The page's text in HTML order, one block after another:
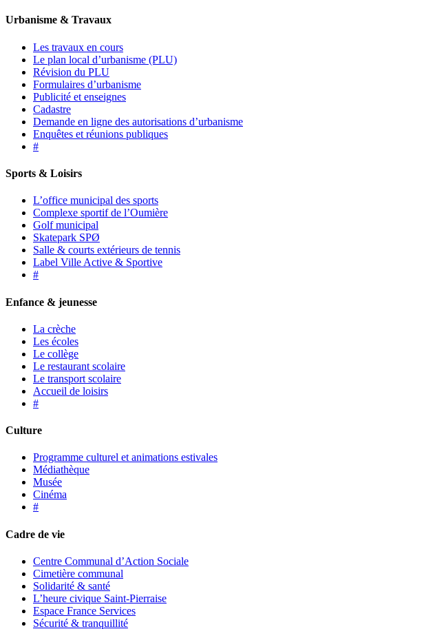
Urbanisme & Travaux
Les travaux en cours
Le plan local d’urbanisme (PLU)
Révision du PLU
Formulaires d’urbanisme
Publicité et enseignes
Cadastre
Demande en ligne des autorisations d’urbanisme
Enquêtes et réunions publiques
#
Sports & Loisirs
L’office municipal des sports
Complexe sportif de l’Oumière
Golf municipal
Skatepark SPØ
Salle & courts extérieurs de tennis
Label Ville Active & Sportive
#
Enfance & jeunesse
La crèche
Les écoles
Le collège
Le restaurant scolaire
Le transport scolaire
Accueil de loisirs
#
Culture
Programme culturel et animations estivales
Médiathèque
Musée
Cinéma
#
Cadre de vie
Centre Communal d’Action Sociale
Cimetière communal
Solidarité & santé
L’heure civique Saint-Pierraise
Espace France Services
Sécurité & tranquillité